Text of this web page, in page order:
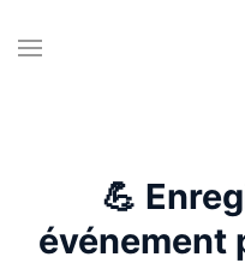
💪
événement